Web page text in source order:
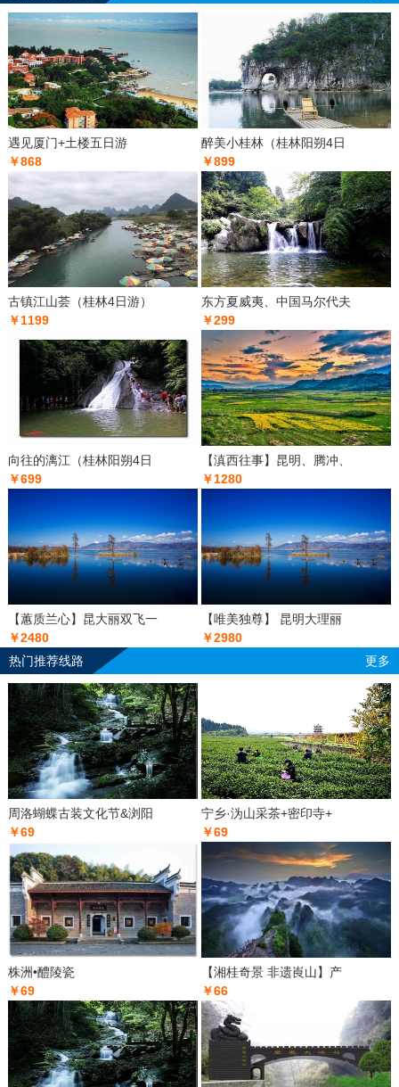
遇见厦门+土楼五日游
￥868
醉美小桂林（桂林阳朔4日
￥899
古镇江山荟（桂林4日游）
￥1199
东方夏威夷、中国马尔代夫
￥299
向往的漓江（桂林阳朔4日
￥699
【滇西往事】昆明、腾冲、
￥1280
【蕙质兰心】昆大丽双飞一
￥2480
【唯美独尊】 昆明大理丽
￥2980
热门推荐线路
更多
周洛蝴蝶古装文化节&浏阳
￥69
宁乡·沩山采茶+密印寺+
￥69
株洲•醴陵瓷
￥69
【湘桂奇景 非遗崀山】产
￥66